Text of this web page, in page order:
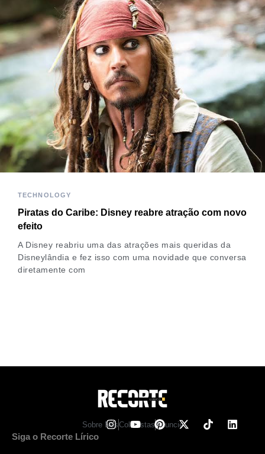
TECHNOLOGY
Piratas do Caribe: Disney reabre atração com novo
efeito
A Disney reabriu uma das atrações mais queridas da
Disneylândia e fez isso com uma novidade que conversa
diretamente com
Sobre NosColunistasAnuncie
Siga o Recorte Lírico